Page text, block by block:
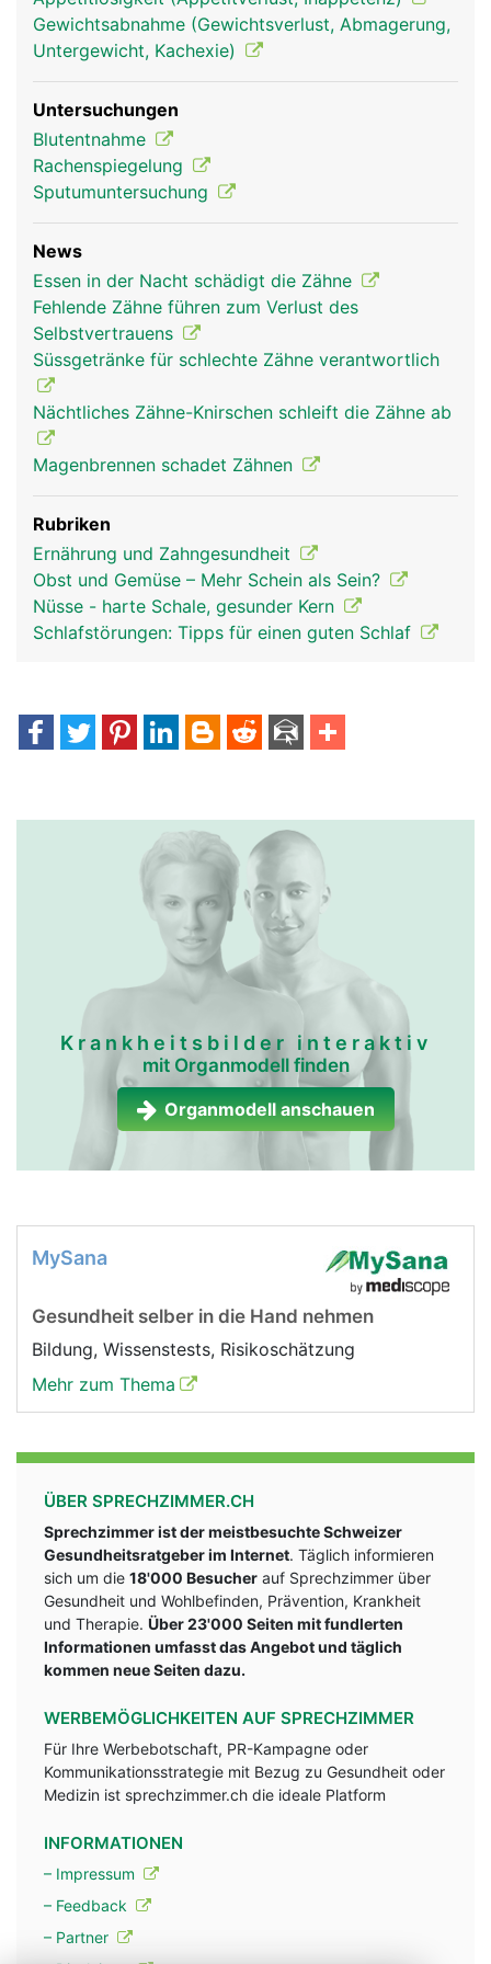
die über die Wurzelkanäle in die Zahnhöhle
gelangen. Der Zahnfleischrand ist nicht mit dem
Zahnschmelz verwachsen, sondern erst mit der
tiefer liegenden Wurzelhaut, wodurch sich im
Bereich des Zahnhalses eine natürliche
Zahnfleischtasche bildet, die normalerweise
maximal zwei bis drei Millimeter tief ist.
Gewichtsabnahme (Gewichtsverlust, Abmagerung,
Untergewicht, Kachexie)
Untersuchungen
Blutentnahme
Rachenspiegelung
Sputumuntersuchung
News
Essen in der Nacht schädigt die Zähne
Fehlende Zähne führen zum Verlust des
Selbstvertrauens
Süssgetränke für schlechte Zähne verantwortlich
Nächtliches Zähne-Knirschen schleift die Zähne ab
Magenbrennen schadet Zähnen
Rubriken
Ernährung und Zahngesundheit
Obst und Gemüse – Mehr Schein als Sein?
Nüsse - harte Schale, gesunder Kern
Schlafstörungen: Tipps für einen guten Schlaf
Krankheitsbilder interaktiv
mit Organmodell finden
Organmodell anschauen
MySana
Gesundheit selber in die Hand nehmen
Bildung, Wissenstests, Risikoschätzung
Mehr zum Thema
ÜBER SPRECHZIMMER.CH
Sprechzimmer ist der meistbesuchte Schweizer
Gesundheitsratgeber im Internet. Täglich informieren
sich um die 18'000 Besucher auf Sprechzimmer über
Gesundheit und Wohlbefinden, Prävention, Krankheit
und Therapie. Über 23'000 Seiten mit fundlerten
Informationen umfasst das Angebot und täglich
kommen neue Seiten dazu.
WERBEMÖGLICHKEITEN AUF SPRECHZIMMER
Für Ihre Werbebotschaft, PR-Kampagne oder
Kommunikationsstrategie mit Bezug zu Gesundheit oder
Medizin ist sprechzimmer.ch die ideale Platform
INFORMATIONEN
– Impressum
– Feedback
– Partner